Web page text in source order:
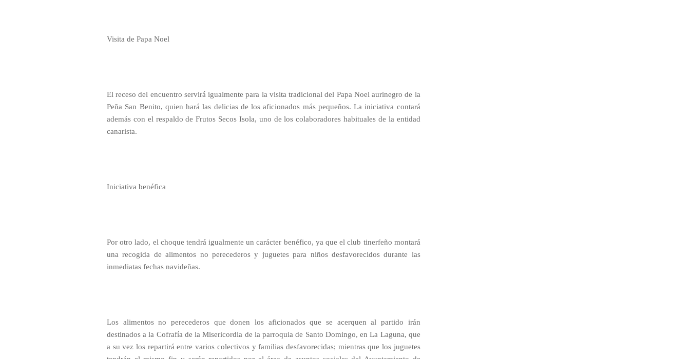
Visita de Papa Noel
El receso del encuentro servirá igualmente para la visita tradicional del Papa Noel aurinegro de la
Peña San Benito, quien hará las delicias de los aficionados más pequeños. La iniciativa contará
además con el respaldo de Frutos Secos Isola, uno de los colaboradores habituales de la entidad
canarista.
Iniciativa benéfica
Por otro lado, el choque tendrá igualmente un carácter benéfico, ya que el club tinerfeño montará
una recogida de alimentos no perecederos y juguetes para niños desfavorecidos durante las
inmediatas fechas navideñas.
Los alimentos no perecederos que donen los aficionados que se acerquen al partido irán
destinados a la Cofrafía de la Misericordia de la parroquia de Santo Domingo, en La Laguna, que
a su vez los repartirá entre varios colectivos y familias desfavorecidas; mientras que los juguetes